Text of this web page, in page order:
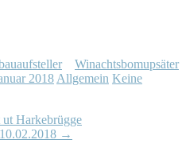
Winachtsbomupsäter
2018 Allgemein Keine
Harkebrügge
→